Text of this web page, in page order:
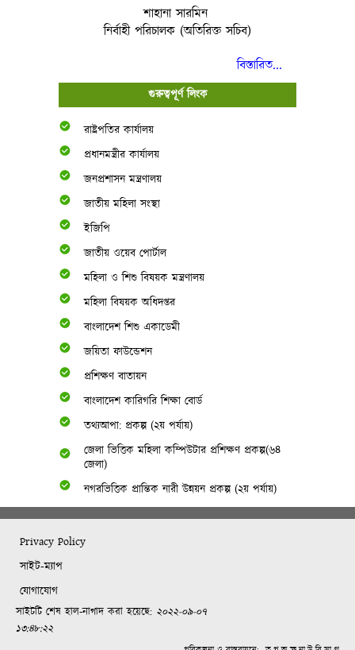
শাহানা সারমিন
নির্বাহী পরিচালক (অতিরিক্ত সচিব)
বিস্তারিত...
গুরুত্বপূর্ণ লিংক
রাষ্ট্রপতির কার্যালয়
প্রধানমন্ত্রীর কার্যালয়
জনপ্রশাসন মন্ত্রণালয়
জাতীয় মহিলা সংস্থা
ইজিপি
জাতীয় ওয়েব পোর্টাল
মহিলা ও শিশু বিষয়ক মন্ত্রণালয়
মহিলা বিষয়ক অধিদপ্তর
বাংলাদেশ শিশু একাডেমী
জয়িতা ফাউন্ডেশন
প্রশিক্ষণ বাতায়ন
বাংলাদেশ কারিগরি শিক্ষা বোর্ড
তথ্যআপা: প্রকল্প (২য় পর্যায়)
জেলা ভিত্তিক মহিলা কম্পিউটার প্রশিক্ষণ প্রকল্প(৬৪
জেলা)
নগরভিত্তিক প্রান্তিক নারী উন্নয়ন প্রকল্প (২য় পর্যায়)
Privacy Policy
সাইট-ম্যাপ
যোগাযোগ
সাইটটি শেষ হাল-নাগাদ করা হয়েছে: ২০২২-০৯-০৭
১৩:৪৮:২২